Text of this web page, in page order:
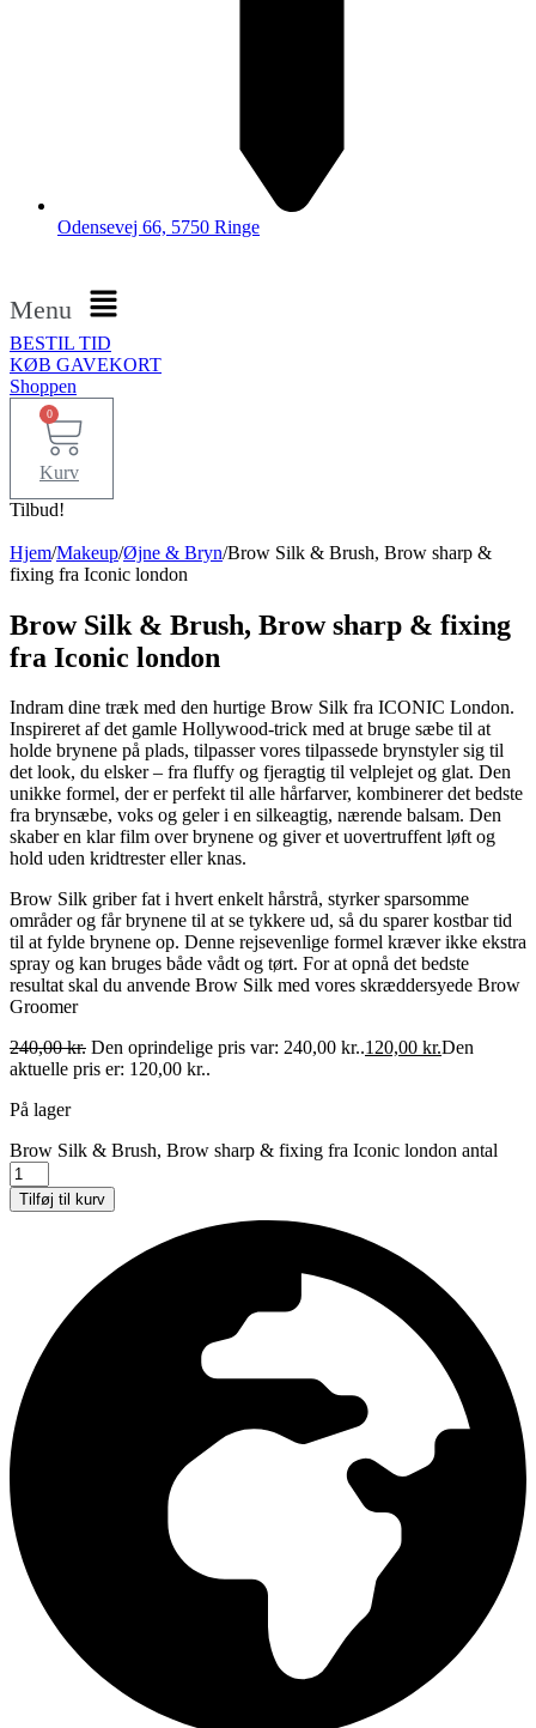
Odensevej 66, 5750 Ringe
Menu
BESTIL TID
KØB GAVEKORT
Shoppen
0
Kurv
Tilbud!
Hjem/Makeup/Øjne & Bryn/Brow Silk & Brush, Brow sharp &
fixing fra Iconic london
Brow Silk & Brush, Brow sharp & fixing
fra Iconic london
Indram dine træk med den hurtige Brow Silk fra ICONIC London.
Inspireret af det gamle Hollywood-trick med at bruge sæbe til at
holde brynene på plads, tilpasser vores tilpassede brynstyler sig til
det look, du elsker – fra fluffy og fjeragtig til velplejet og glat. Den
unikke formel, der er perfekt til alle hårfarver, kombinerer det bedste
fra brynsæbe, voks og geler i en silkeagtig, nærende balsam. Den
skaber en klar film over brynene og giver et uovertruffent løft og
hold uden kridtrester eller knas.
Brow Silk griber fat i hvert enkelt hårstrå, styrker sparsomme
områder og får brynene til at se tykkere ud, så du sparer kostbar tid
til at fylde brynene op. Denne rejsevenlige formel kræver ikke ekstra
spray og kan bruges både vådt og tørt. For at opnå det bedste
resultat skal du anvende Brow Silk med vores skræddersyede Brow
Groomer
240,00kr. Den oprindelige pris var: 240,00 kr..120,00 kr.Den
aktuelle pris er: 120,00 kr..
På lager
Brow Silk & Brush, Brow sharp & fixing fra Iconic london antal
Tilføj til kurv